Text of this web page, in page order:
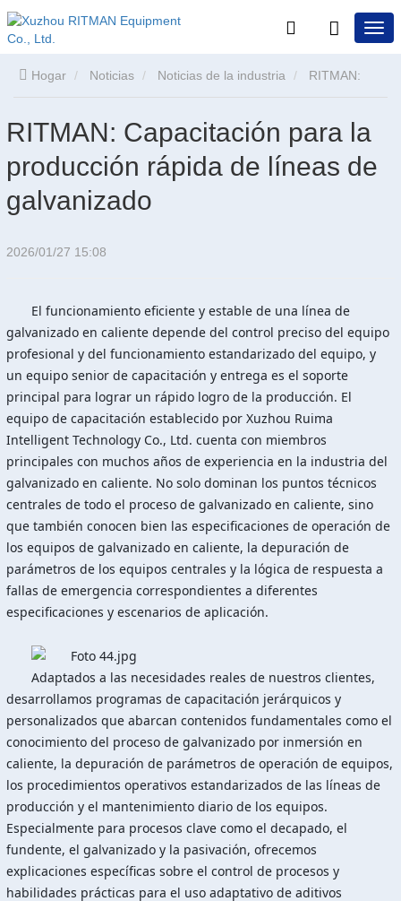
Hogar Noticias Noticias de la industria
Capacitación para la producción rápida de líneas de
galvanizado
RITMAN: Capacitación para la
producción rápida de líneas de
galvanizado
2026/01/27 15:08
El funcionamiento eficiente y estable de una línea de
galvanizado en caliente depende del control preciso del equipo
profesional y del funcionamiento estandarizado del equipo, y
un equipo senior de capacitación y entrega es el soporte
principal para lograr un rápido logro de la producción. El
equipo de capacitación establecido por Xuzhou Ruima
Intelligent Technology Co., Ltd. cuenta con miembros
principales con muchos años de experiencia en la industria del
galvanizado en caliente. No solo dominan los puntos técnicos
centrales de todo el proceso de galvanizado en caliente, sino
que también conocen bien las especificaciones de operación de
los equipos de galvanizado en caliente, la depuración de
parámetros de los equipos centrales y la lógica de respuesta a
fallas de emergencia correspondientes a diferentes
especificaciones y escenarios de aplicación.
Adaptados a las necesidades reales de nuestros clientes,
desarrollamos programas de capacitación jerárquicos y
personalizados que abarcan contenidos fundamentales como el
conocimiento del proceso de galvanizado por inmersión en
caliente, la depuración de parámetros de operación de equipos,
los procedimientos operativos estandarizados de las líneas de
producción y el mantenimiento diario de los equipos.
Especialmente para procesos clave como el decapado, el
fundente, el galvanizado y la pasivación, ofrecemos
explicaciones específicas sobre el control de procesos y
habilidades prácticas para el uso adaptativo de aditivos